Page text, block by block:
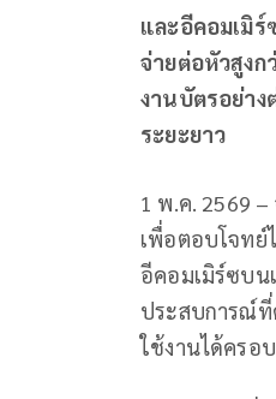
และอีคอมเมิร์
จ่ายต่อหัวสูงก
งานบัตรอย่าง
ระยะยาว
1 พ.ค. 2569
เพื่อตอบโจทย์
อีคอมเมิร์ซบน
ประสบการณ์ที่
ใช้งานได้ครอ